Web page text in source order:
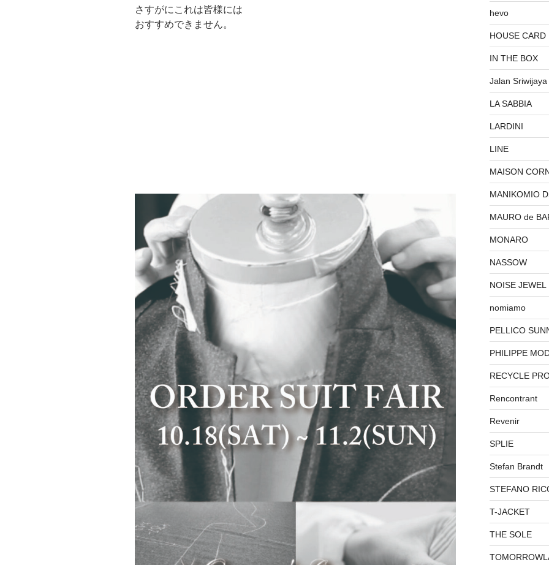
さすがにこれは皆様には
おすすめできません。
hevo
HOUSE CARD
IN THE BOX
Jalan Sriwijaya
LA SABBIA
LARDINI
LINE
MAISON
MANIKOMIO
MAURO de
MONARO
NASSOW
NOISE JEWEL
nomiamo
PELLICO
PHILIPPE
RECYCLE
Rencontrant
Revenir
SPLIE
Stefan Brandt
STEFANO
T-JACKET
THE SOLE